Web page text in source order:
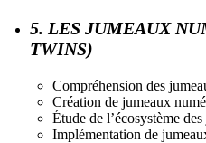
5. LES JUMEAUX
TWINS)
Compréhension des
Création de jumeaux
Étude de l’écosystème
Implémentation de